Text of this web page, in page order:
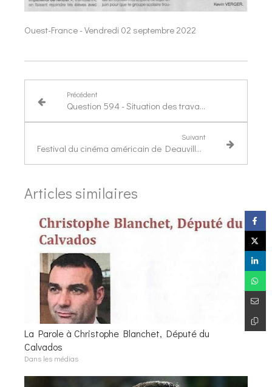
Ouest-France - Vendredi 02 septembre 2022
Précédent
Question 594 - Situation des travailleurs de la nuit
Suivant
Festival du cinéma américain de Deauville : une belle cérémonie d'ouverture pour cette 48ème édition
Articles similaires
La Parole à Christophe Blanchet, Député du
Calvados
Dans les médias